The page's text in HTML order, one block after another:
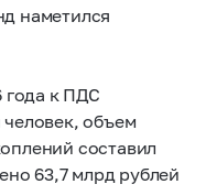
наметился
года к ПДС
объем
составил
63,7 млрд рублей